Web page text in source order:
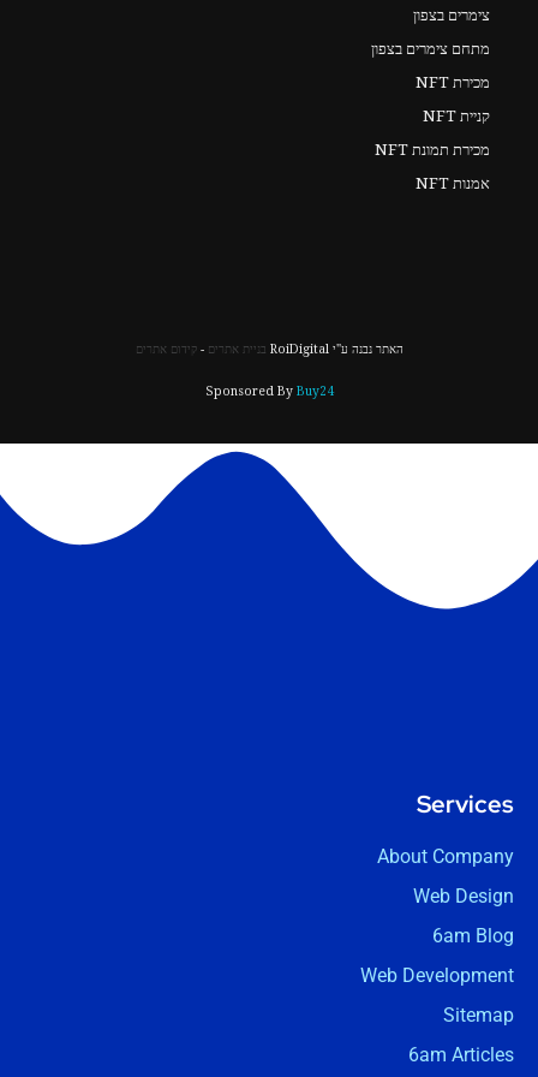
צימרים בצפון
מתחם צימרים בצפון
מכירת NFT
קניית NFT
מכירת תמונת NFT
אמנות NFT
האתר נבנה ע"י RoiDigital בניית אתרים -קידום אתרים
Sponsored By Buy24
Services
About Company
Web Design
6am Blog
Web Development
Sitemap
6am Articles